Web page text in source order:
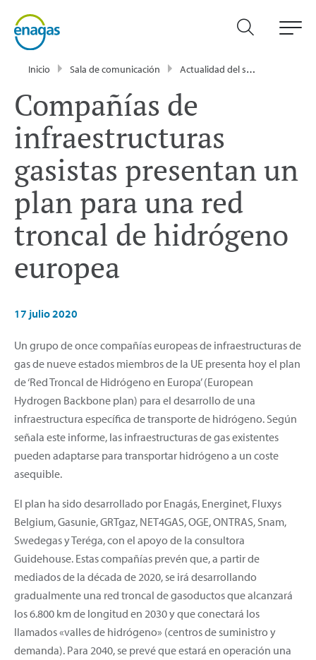
Inicio Sala de comunicación Actualidad del sector energético - Enagás
Compañías de
infraestructuras
gasistas presentan un
plan para una red
troncal de hidrógeno
europea
17 julio 2020
Un grupo de once compañías europeas de infraestructuras de
gas de nueve estados miembros de la UE presenta hoy el plan
de ‘Red Troncal de Hidrógeno en Europa’ (European
Hydrogen Backbone plan) para el desarrollo de una
infraestructura específica de transporte de hidrógeno. Según
señala este informe, las infraestructuras de gas existentes
pueden adaptarse para transportar hidrógeno a un coste
asequible.
El plan ha sido desarrollado por Enagás, Energinet, Fluxys
Belgium, Gasunie, GRTgaz, NET4GAS, OGE, ONTRAS, Snam,
Swedegas y Teréga, con el apoyo de la consultora
Guidehouse. Estas compañías prevén que, a partir de
mediados de la década de 2020, se irá desarrollando
gradualmente una red troncal de gasoductos que alcanzará
los 6.800 km de longitud en 2030 y que conectará los
llamados «valles de hidrógeno» (centros de suministro y
demanda). Para 2040, se prevé que estará en operación una